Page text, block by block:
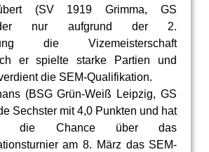
(SV 1919 Grimma, GS
der nur aufgrund der 2.
die Vizemeisterschaft
er spielte starke Partien und
die SEM-Qualifikation.
(BSG Grün-Weiß Leipzig, GS
Sechster mit 4,0 Punkten und hat
die Chance über das
am 8. März das SEM-